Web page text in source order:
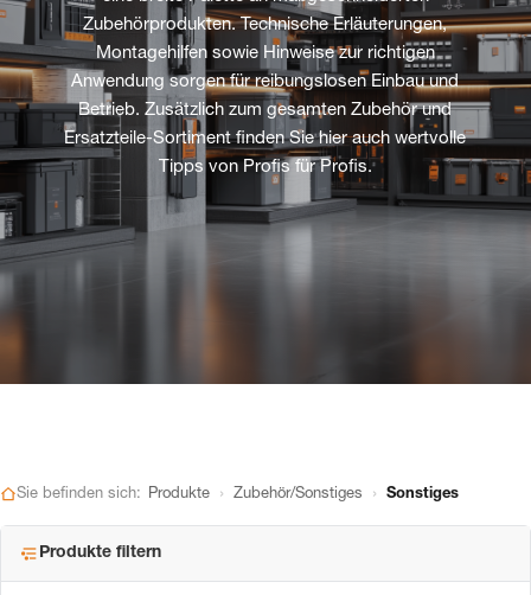
Zubehörprodukten. Technische Erläuterungen,
Montagehilfen sowie Hinweise zur richtigen
Anwendung sorgen für reibungslosen Einbau und
Betrieb. Zusätzlich zum gesamten Zubehör und
Ersatzteile-Sortiment finden Sie hier auch wertvolle
Tipps von Profis für Profis.
Sie befinden sich: Produkte › Zubehör/Sonstiges › Sonstiges
Produkte filtern